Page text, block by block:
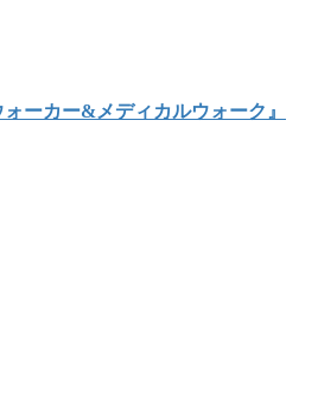
ーカー&メディカルウォーク』